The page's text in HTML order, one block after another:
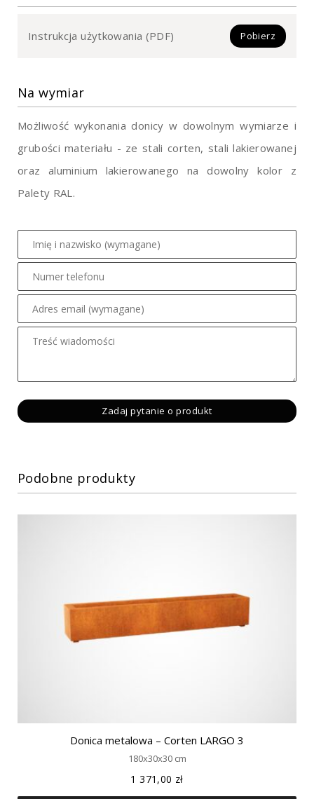
Instrukcja użytkowania (PDF) Pobierz
Na wymiar
Możliwość wykonania donicy w dowolnym wymiarze i
grubości materiału - ze stali corten, stali lakierowanej
oraz aluminium lakierowanego na dowolny kolor z
Palety RAL.
Podobne produkty
Donica metalowa – Corten LARGO 3
180x30x30 cm
1 371,00 zł